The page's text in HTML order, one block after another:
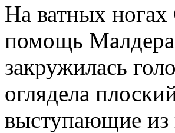
На ватных
помощь Малдера,
закружилась
оглядела
выступаю­щие из